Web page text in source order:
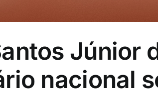
Júnior
nacional